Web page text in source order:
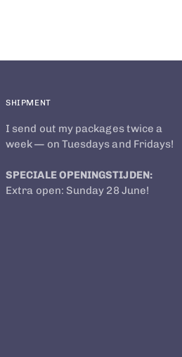
SHIPMENT
I send out my packages twice a
week — on Tuesdays and Fridays!
SPECIALE OPENINGSTIJDEN:
Extra open: Sunday 28 June!